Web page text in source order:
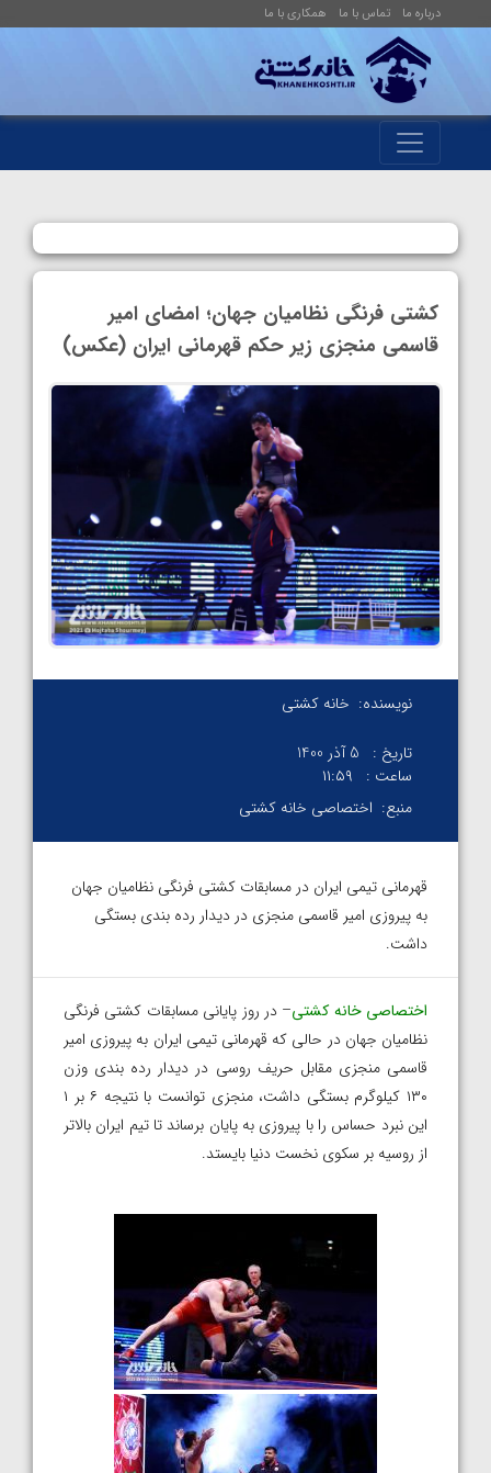
درباره ما تماس با ما همکاری با ما
کشتی فرنگی نظامیان جهان؛ امضای امیر
قاسمی منجزی زیر حکم قهرمانی ایران (عکس)
نویسنده: خانه کشتی
تاریخ :
5 آذر 1400
ساعت :
۱۱:۵۹
منبع: اختصاصی خانه کشتی
قهرمانی تیمی ایران در مسابقات کشتی فرنگی نظامیان جهان
به پیروزی امیر قاسمی منجزی در دیدار رده بندی بستگی
داشت.
اختصاصی خانه کشتی– در روز پایانی مسابقات کشتی فرنگی
نظامیان جهان در حالی که قهرمانی تیمی ایران به پیروزی امیر
قاسمی منجزی مقابل حریف روسی در دیدار رده بندی وزن
۱۳۰ کیلوگرم بستگی داشت، منجزی توانست با نتیجه ۶ بر ۱
این نبرد حساس را با پیروزی به پایان برساند تا تیم ایران بالاتر
از روسیه بر سکوی نخست دنیا بایستد.